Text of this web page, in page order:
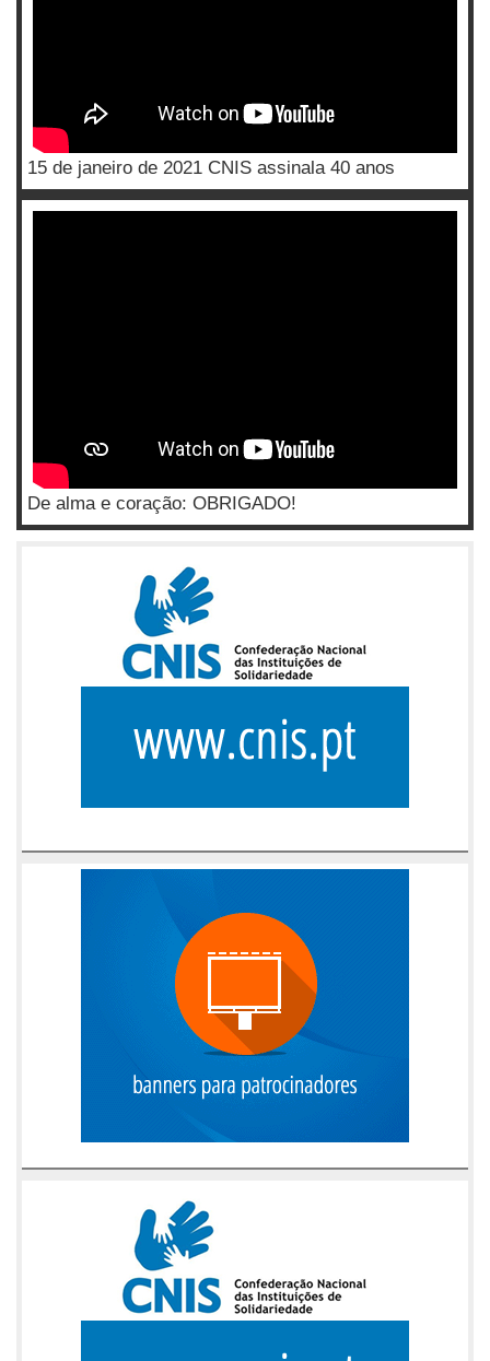
15 de janeiro de 2021 CNIS assinala 40 anos
De alma e coração: OBRIGADO!